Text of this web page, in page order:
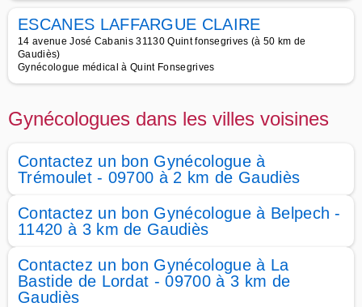
ESCANES LAFFARGUE CLAIRE
14 avenue José Cabanis 31130 Quint fonsegrives (à 50 km de
Gaudiès)
Gynécologue médical à Quint Fonsegrives
Gynécologues dans les villes voisines
Contactez un bon Gynécologue à
Trémoulet - 09700 à 2 km de Gaudiès
Contactez un bon Gynécologue à Belpech -
11420 à 3 km de Gaudiès
Contactez un bon Gynécologue à La
Bastide de Lordat - 09700 à 3 km de
Gaudiès